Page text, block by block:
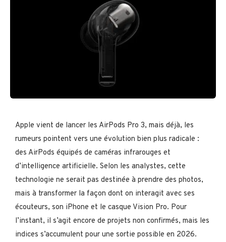
Apple vient de lancer les AirPods Pro 3, mais déjà, les
rumeurs pointent vers une évolution bien plus radicale :
des AirPods équipés de caméras infrarouges et
d’intelligence artificielle. Selon les analystes, cette
technologie ne serait pas destinée à prendre des photos,
mais à transformer la façon dont on interagit avec ses
écouteurs, son iPhone et le casque Vision Pro. Pour
l’instant, il s’agit encore de projets non confirmés, mais les
indices s’accumulent pour une sortie possible en 2026.